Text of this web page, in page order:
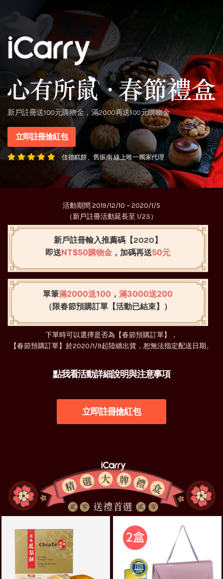
新戶註冊送100元購物金，滿2000再送100元購物金
立即註冊搶紅包
佳德糕餅、舊振南 線上唯一獨家代理
活動期間 2019/12/10 ~ 2020/1/5
（新戶註冊活動延長至 1/23）
新戶註冊輸入推薦碼【2020】
即送NT$50購物金 ，加碼再送50元
單筆滿2000送100 ，滿3000送200
（限春節預購訂單【活動已結束】）
下單時可以選擇是否為【春節預購訂單】，
【春節預購訂單】於2020/1/9起陸續出貨，恕無法指定配送日期。
點我看活動詳細說明與注意事項
立即註冊搶紅包